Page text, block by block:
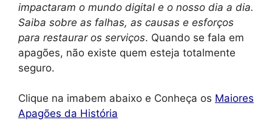
impactaram o mundo digital e o nosso dia a dia.
Saiba sobre as falhas, as causas e esforços
para restaurar os serviços. Quando se fala em
apagões, não existe quem esteja totalmente
seguro.
Clique na imabem abaixo e Conheça os Maiores
Apagões da História